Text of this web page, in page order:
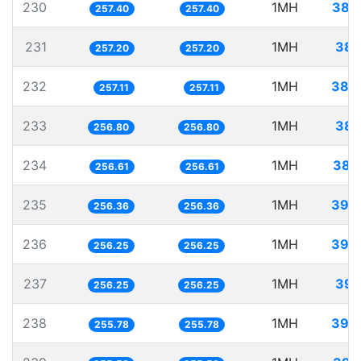
230 257.40 257.40 1MH
231 257.20 257.20 1MH
232 257.11 257.11 1MH
233 256.80 256.80 1MH
234 256.61 256.61 1MH
235 256.36 256.36 1MH
236 256.25 256.25 1MH
237 256.25 256.25 1MH
238 255.78 255.78 1MH